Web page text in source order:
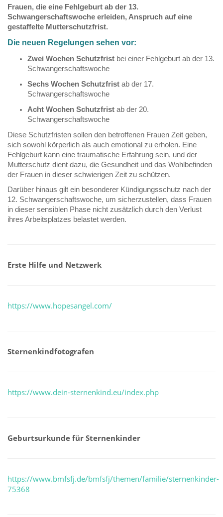
Frauen, die eine Fehlgeburt ab der 13.
Schwangerschaftswoche erleiden, Anspruch auf eine
gestaffelte Mutterschutzfrist.
Die neuen Regelungen sehen vor:
Zwei Wochen Schutzfrist bei einer Fehlgeburt ab der 13.
Schwangerschaftswoche
Sechs Wochen Schutzfrist ab der 17.
Schwangerschaftswoche
Acht Wochen Schutzfrist ab der 20.
Schwangerschaftswoche
Diese Schutzfristen sollen den betroffenen Frauen Zeit geben,
sich sowohl körperlich als auch emotional zu erholen. Eine
Fehlgeburt kann eine traumatische Erfahrung sein, und der
Mutterschutz dient dazu, die Gesundheit und das Wohlbefinden
der Frauen in dieser schwierigen Zeit zu schützen.
Darüber hinaus gilt ein besonderer Kündigungsschutz nach der
12. Schwangerschaftswoche, um sicherzustellen, dass Frauen
in dieser sensiblen Phase nicht zusätzlich durch den Verlust
ihres Arbeitsplatzes belastet werden.
Erste Hilfe und Netzwerk
https://www.hopesangel.com/
Sternenkindfotografen
https://www.dein-sternenkind.eu/index.php
Geburtsurkunde für Sternenkinder
https://www.bmfsfj.de/bmfsfj/themen/familie/sternenkinder-
75368